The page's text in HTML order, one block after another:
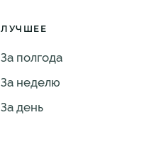
ЛУЧШЕЕ
За полгода
За неделю
За день